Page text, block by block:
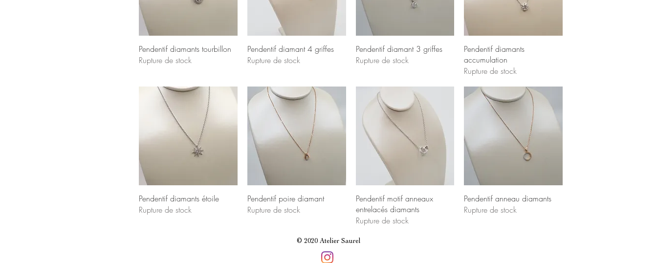
Pendentif diamants tourbillon
Rupture de stock
Pendentif diamant 4 griffes
Rupture de stock
Pendentif diamant 3 griffes
Rupture de stock
Pendentif diamants
accumulation
Rupture de stock
Pendentif diamants étoile
Rupture de stock
Pendentif poire diamant
Rupture de stock
Pendentif motif anneaux
entrelacés diamants
Rupture de stock
Pendentif anneau diamants
Rupture de stock
© 2020 Atelier Saurel